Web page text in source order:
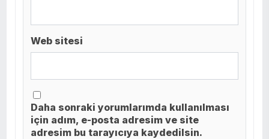
Web sitesi
Daha sonraki yorumlarımda kullanılması
için adım, e-posta adresim ve site
adresim bu tarayıcıya kaydedilsin.